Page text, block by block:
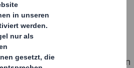
dass wir unser
Serviceangebot nicht nur
in vielen Bereichen auch
werden. Während wir die
Weg festlegen, werden